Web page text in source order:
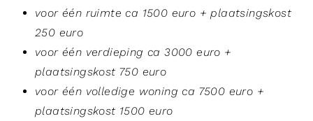
voor één ruimte ca 1500 euro + plaatsingskost
250 euro
voor één verdieping ca 3000 euro +
plaatsingskost 750 euro
voor één volledige woning ca 7500 euro +
plaatsingskost 1500 euro